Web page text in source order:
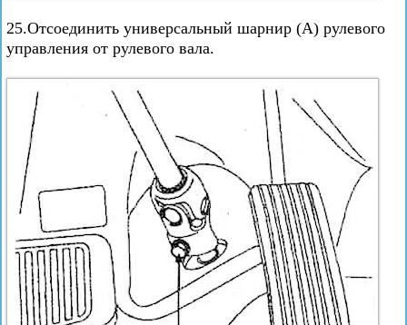
25.Отсоединить универсальный шарнир (А) рулевого
управления от рулевого вала.